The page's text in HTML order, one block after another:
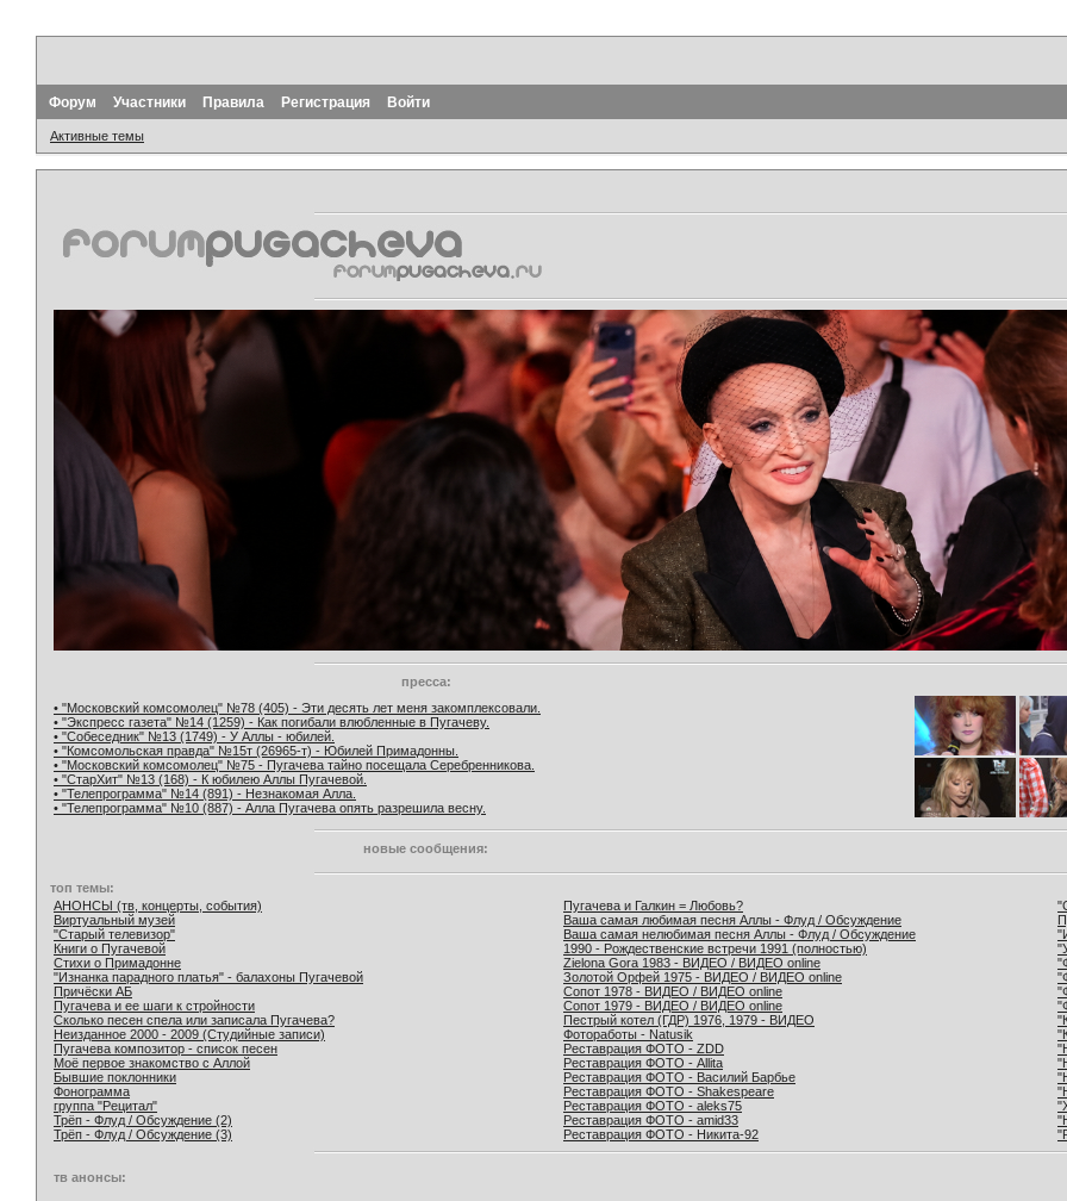
Форум Участники Правила Регистрация Войти
Активные темы
пресса:
• "Московский комсомолец" №78 (405) - Эти десять лет меня закомплексовали.
• "Экспресс газета" №14 (1259) - Как погибали влюбленные в Пугачеву.
• "Собеседник" №13 (1749) - У Аллы - юбилей.
• "Комсомольская правда" №15т (26965-т) - Юбилей Примадонны.
• "Московский комсомолец" №75 - Пугачева тайно посещала Серебренникова.
• "СтарХит" №13 (168) - К юбилею Аллы Пугачевой.
• "Телепрограмма" №14 (891) - Незнакомая Алла.
• "Телепрограмма" №10 (887) - Алла Пугачева опять разрешила весну.
новые сообщения:
топ темы:
АНОНСЫ (тв, концерты, события)
Виртуальный музей
"Старый телевизор"
Книги о Пугачевой
Стихи о Примадонне
"Изнанка парадного платья" - балахоны Пугачевой
Причёски АБ
Пугачева и ее шаги к стройности
Сколько песен спела или записала Пугачева?
Неизданное 2000 - 2009 (Студийные записи)
Пугачева композитор - список песен
Моё первое знакомство с Аллой
Бывшие поклонники
Фонограмма
группа "Рецитал"
Трёп - Флуд / Обсуждение (2)
Трёп - Флуд / Обсуждение (3)
Пугачева и Галкин = Любовь?
Ваша самая любимая песня Аллы - Флуд / Обсуждение
Ваша самая нелюбимая песня Аллы - Флуд / Обсуждение
1990 - Рождественские встречи 1991 (полностью)
Zielona Gora 1983 - ВИДЕО / ВИДЕО online
Золотой Орфей 1975 - ВИДЕО / ВИДЕО online
Сопот 1978 - ВИДЕО / ВИДЕО online
Сопот 1979 - ВИДЕО / ВИДЕО online
Пестрый котел (ГДР) 1976, 1979 - ВИДЕО
Фотоработы - Natusik
Реставрация ФОТО - ZDD
Реставрация ФОТО - Allita
Реставрация ФОТО - Василий Барбье
Реставрация ФОТО - Shakespeare
Реставрация ФОТО - aleks75
Реставрация ФОТО - amid33
Реставрация ФОТО - Никита-92
тв анонсы: